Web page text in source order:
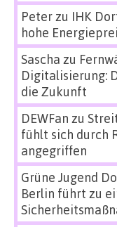
Peterzu IHK
hohe
Sascha zu
Digitalisierung:
die Zukunft
DEWFan zu
fühlt sich durch
angegriffen
Grüne Jugend
Berlin führt zu